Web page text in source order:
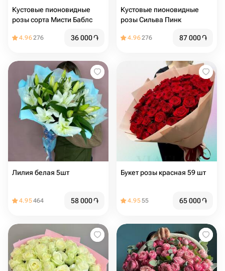
Кустовые пионовидные
розы сорта Мисти Баблс
4.96276 36 000֏
Кустовые пионовидные
розы Сильва Пинк
4.96276 87 000֏
Лилия белая 5шт
4.95464 58 000֏
Букет розы красная 59 шт
4.9555 65 000֏